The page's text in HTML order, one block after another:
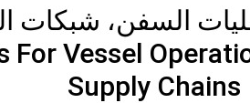
السفن، شبكات
For Vessel
Supply Chains